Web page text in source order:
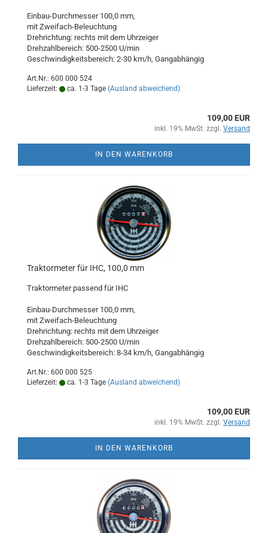
Einbau-Durchmesser 100,0 mm,
mit Zweifach-Beleuchtung
Drehrichtung: rechts mit dem Uhrzeiger
Drehzahlbereich: 500-2500 U/min
Geschwindigkeitsbereich: 2-30 km/h, Gangabhängig
Art.Nr.: 600 000 524
Lieferzeit:
ca. 1-3 Tage (Ausland abweichend)
109,00 EUR
inkl. 19% MwSt. zzgl. Versand
IN DEN WARENKORB
Traktormeter für IHC, 100,0 mm
Traktormeter passend für IHC
Einbau-Durchmesser 100,0 mm,
mit Zweifach-Beleuchtung
Drehrichtung: rechts mit dem Uhrzeiger
Drehzahlbereich: 500-2500 U/min
Geschwindigkeitsbereich: 8-34 km/h, Gangabhängig
Art.Nr.: 600 000 525
Lieferzeit:
ca. 1-3 Tage (Ausland abweichend)
109,00 EUR
inkl. 19% MwSt. zzgl. Versand
IN DEN WARENKORB